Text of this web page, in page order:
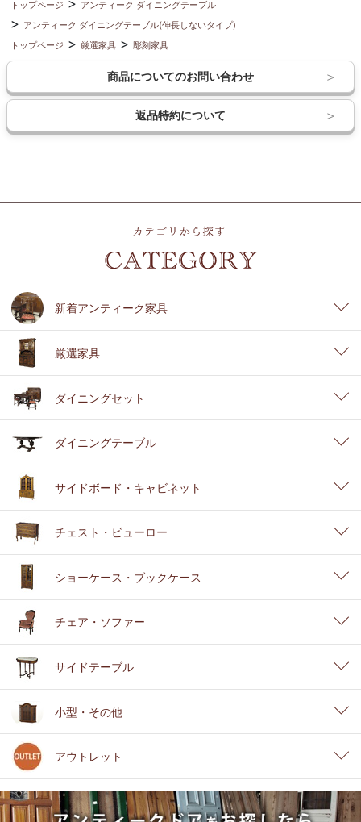
トップページ
アンティーク ダイニングテーブル
アンティーク ダイニングテーブル(伸長しないタイプ)
トップページ
厳選家具 彫刻家具
商品についてのお問い合わせ
返品特約について
新着アンティーク家具
厳選家具
ダイニングセット
ダイニングテーブル
サイドボード・キャビネット
チェスト・ビューロー
ショーケース・ブックケース
チェア・ソファー
サイドテーブル
小型・その他
アウトレット